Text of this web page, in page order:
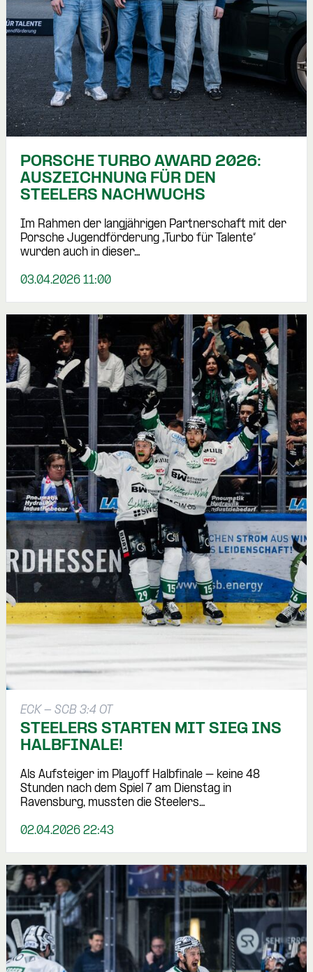
PORSCHE TURBO AWARD 2026:
AUSZEICHNUNG FÜR DEN
STEELERS NACHWUCHS
Im Rahmen der langjährigen Partnerschaft mit der
Porsche Jugendförderung „Turbo für Talente“
wurden auch in dieser…
03.04.2026 11:00
ECK - SCB 3:4 OT
STEELERS STARTEN MIT SIEG INS
HALBFINALE!
Als Aufsteiger im Playoff Halbfinale – keine 48
Stunden nach dem Spiel 7 am Dienstag in
Ravensburg, mussten die Steelers…
02.04.2026 22:43